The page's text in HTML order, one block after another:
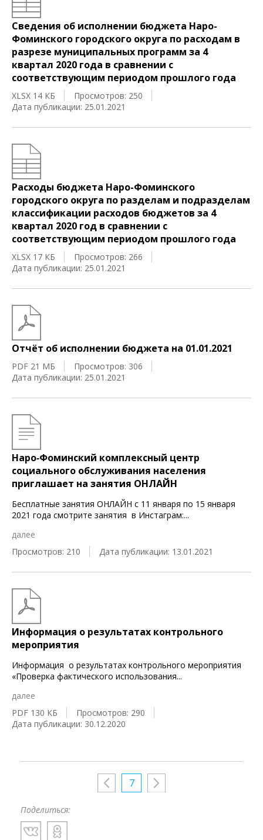
Сведения об исполнении бюджета Наро-
Фоминского городского округа по расходам в
разрезе муниципальных программ за 4
квартал 2020 года в сравнении с
соответствующим периодом прошлого года
XLSX 14 КБ
Просмотров: 250
Дата публикации: 25.01.2021
Расходы бюджета Наро-Фоминского
городского округа по разделам и подразделам
классификации расходов бюджетов за 4
квартал 2020 год в сравнении с
соответствующим периодом прошлого года
XLSX 17 КБ
Просмотров: 266
Дата публикации: 25.01.2021
Отчёт об исполнении бюджета на 01.01.2021
PDF 21 МБ
Просмотров: 306
Дата публикации: 25.01.2021
Наро‑Фоминский комплексный центр
социального обслуживания населения
приглашает на занятия ОНЛАЙН
Бесплатные занятия ОНЛАЙН с 11 января по 15 января
2021 года смотрите занятия в Инстаграм:...
далее
Просмотров: 210
Дата публикации: 13.01.2021
Информация о результатах контрольного
мероприятия
Информация о результатах контрольного мероприятия
«Проверка фактического использования...
далее
PDF 130 КБ
Просмотров: 290
Дата публикации: 30.12.2020
7
Поделиться: